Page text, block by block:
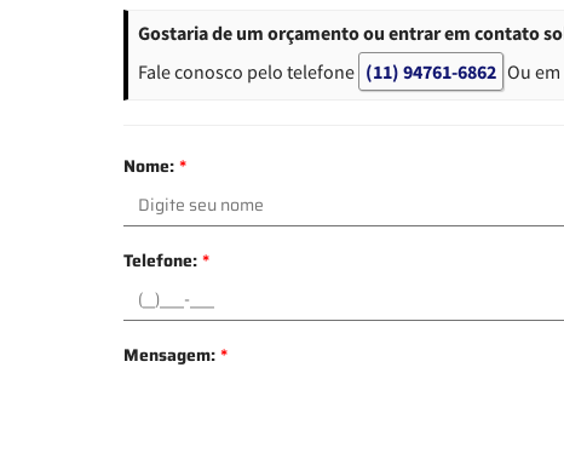
Gostaria de um orçamento ou entrar em contato
Fale conosco pelo telefone (11) 94761-6862 Ou
Nome:*
Telefone:*
Mensagem:*